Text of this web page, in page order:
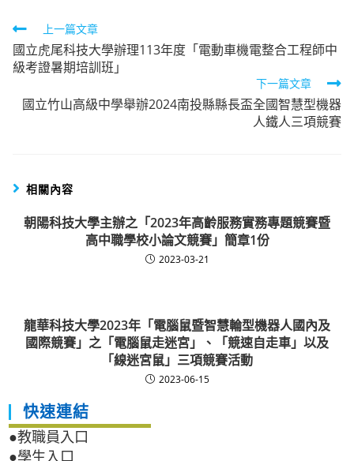
Read
more
articles
上一篇文章
國立虎尾科技大學辦理113年度「電動車機電整合工程師中
級考證暑期培訓班」
下一篇文章
國立竹山高級中學舉辦2024南投縣縣長盃全國智慧型機器
人鐵人三項競賽
相關內容
朝陽科技大學主辦之「2023年高齡服務實務專題競賽暨
高中職學校小論文競賽」簡章1份
2023-03-21
龍華科技大學2023年「電腦鼠暨智慧輪型機器人國內及
國際競賽」之「電腦鼠走迷宮」、「競速自走車」以及
「線迷宮鼠」三項競賽活動
2023-06-15
快速連結
●教職員入口
●學生入口